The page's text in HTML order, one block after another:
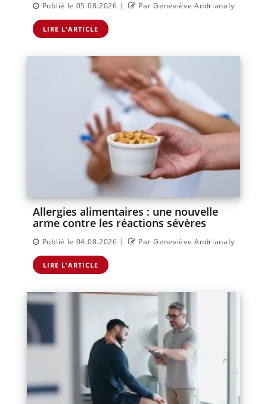
Publié le 05.08.2026 | Par Geneviève Andrianaly
LIRE L'ARTICLE
Allergies alimentaires : une nouvelle
arme contre les réactions sévères
Publié le 04.08.2026 | Par Geneviève Andrianaly
LIRE L'ARTICLE